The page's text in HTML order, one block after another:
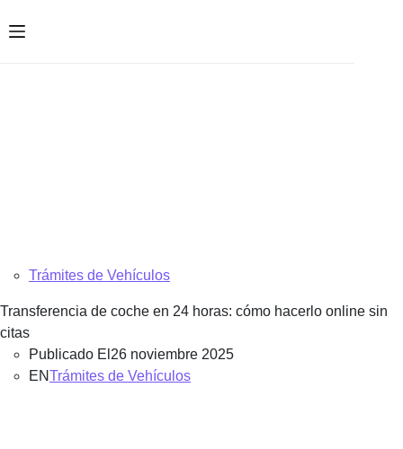
al
Trámites de Vehículos
Transferencia de coche en 24 horas: cómo hacerlo online sin
citas
Publicado El 26 noviembre 2025
ENTrámites de Vehículos